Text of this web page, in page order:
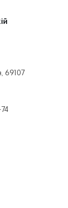
69107